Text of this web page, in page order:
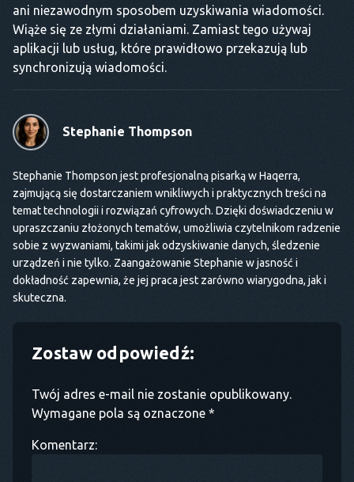
ani niezawodnym sposobem uzyskiwania wiadomości.
Wiąże się ze złymi działaniami. Zamiast tego używaj
aplikacji lub usług, które prawidłowo przekazują lub
synchronizują wiadomości.
Stephanie Thompson
Stephanie Thompson jest profesjonalną pisarką w Haqerra,
zajmującą się dostarczaniem wnikliwych i praktycznych treści na
temat technologii i rozwiązań cyfrowych. Dzięki doświadczeniu w
upraszczaniu złożonych tematów, umożliwia czytelnikom radzenie
sobie z wyzwaniami, takimi jak odzyskiwanie danych, śledzenie
urządzeń i nie tylko. Zaangażowanie Stephanie w jasność i
dokładność zapewnia, że jej praca jest zarówno wiarygodna, jak i
skuteczna.
Zostaw odpowiedź:
Twój adres e-mail nie zostanie opublikowany.
Wymagane pola są oznaczone *
Komentarz: